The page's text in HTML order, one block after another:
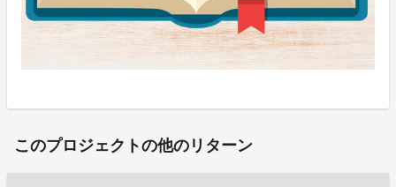
このプロジェクトの他のリターン